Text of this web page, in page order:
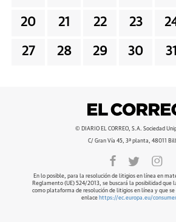
20 21 22 23
27 28 29 30 31
© DIARIO EL CORREO, S.A. Sociedad
C/ Gran Vía 45, 3ª planta, 48011
En lo posible, para la resolución de litigios en línea en
Reglamento (UE) 524/2013, se buscará la posibilidad que
como plataforma de resolución de litigios en línea y que
enlace https://ec.europa.eu/